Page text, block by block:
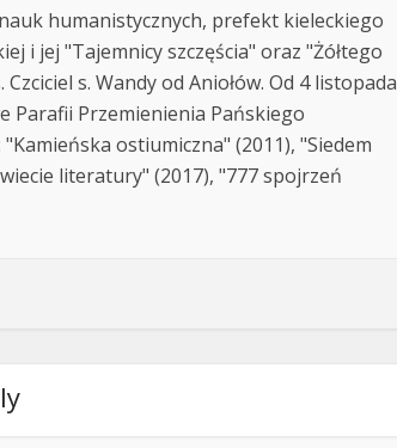
humanistycznych, prefekt kieleckiego
i jej "Tajemnicy szczęścia" oraz "Żółtego
s. Wandy od Aniołów. Od 4 listopada
Parafii Przemienienia Pańskiego
ostiumiczna" (2011), "Siedem
literatury" (2017), "777 spojrzeń